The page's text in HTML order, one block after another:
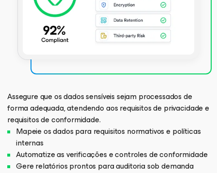
Assegure que os dados sensíveis sejam processados de
forma adequada, atendendo aos requisitos de privacidade e
requisitos de conformidade.
Mapeie os dados para requisitos normativos e políticas
internas
Automatize as verificações e controles de conformidade
Gere relatórios prontos para auditoria sob demanda